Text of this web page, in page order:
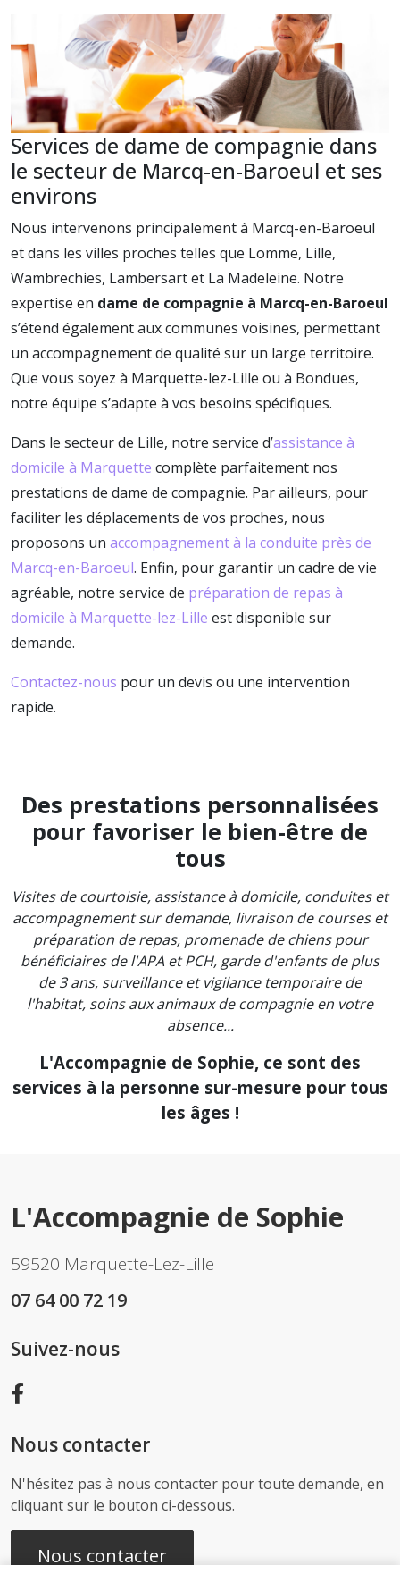
Services de dame de compagnie dans
le secteur de Marcq-en-Baroeul et ses
environs
Nous intervenons principalement à Marcq-en-Baroeul
et dans les villes proches telles que Lomme, Lille,
Wambrechies, Lambersart et La Madeleine. Notre
expertise en dame de compagnie à Marcq-en-Baroeul
s’étend également aux communes voisines, permettant
un accompagnement de qualité sur un large territoire.
Que vous soyez à Marquette-lez-Lille ou à Bondues,
notre équipe s’adapte à vos besoins spécifiques.
Dans le secteur de Lille, notre service d’assistance à
domicile à Marquette complète parfaitement nos
prestations de dame de compagnie. Par ailleurs, pour
faciliter les déplacements de vos proches, nous
proposons un accompagnement à la conduite près de
Marcq-en-Baroeul. Enfin, pour garantir un cadre de vie
agréable, notre service de préparation de repas à
domicile à Marquette-lez-Lille est disponible sur
demande.
Contactez-nous pour un devis ou une intervention
rapide.
Des prestations personnalisées
pour favoriser le bien-être de
tous
Visites de courtoisie, assistance à domicile, conduites et
accompagnement sur demande, livraison de courses et
préparation de repas, promenade de chiens pour
bénéficiaires de l'APA et PCH, garde d'enfants de plus
de 3 ans, surveillance et vigilance temporaire de
l'habitat, soins aux animaux de compagnie en votre
absence...
L'Accompagnie de Sophie, ce sont des
services à la personne sur-mesure pour tous
les âges !
L'Accompagnie de Sophie
59520 Marquette-Lez-Lille
07 64 00 72 19
Suivez-nous
Nous contacter
N'hésitez pas à nous contacter pour toute demande, en
cliquant sur le bouton ci-dessous.
Nous contacter